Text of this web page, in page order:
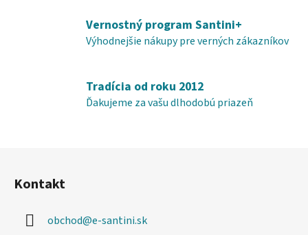
v
k
y
ý
p
i
Vernostný program Santini+
Výhodnejšie nákupy pre verných zákazníkov
Tradícia od roku 2012
Ďakujeme za vašu dlhodobú priazeň
Kontakt
obchod@e-santini.sk